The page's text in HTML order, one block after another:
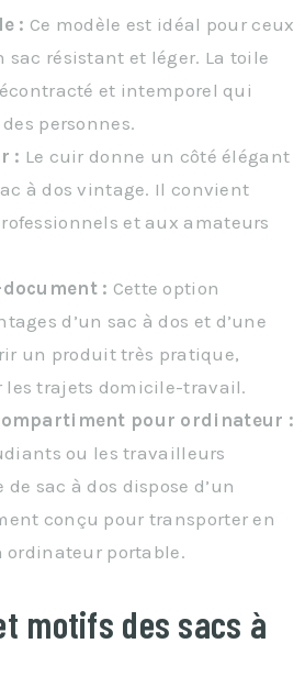
: Ce modèle est idéal pour ceux
résistant et léger. La toile
et intemporel qui
personnes.
: Le cuir donne un côté élégant
à dos vintage. Il convient
et aux amateurs
: Cette option
d’un sac à dos et d’une
un produit très pratique,
les trajets domicile-travail.
pour ordinateur :
ou les travailleurs
sac à dos dispose d’un
conçu pour transporter en
ordinateur portable.
motifs des sacs à